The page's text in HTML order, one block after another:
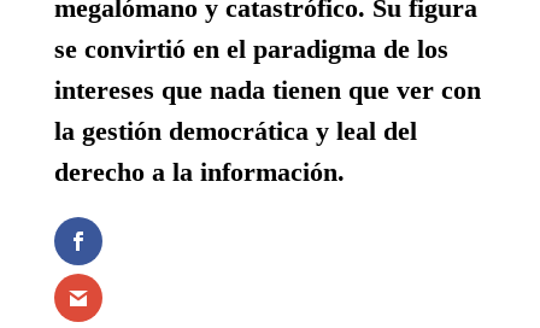
megalómano y catastrófico. Su figura
se convirtió en el paradigma de los
intereses que nada tienen que ver con
la gestión democrática y leal del
derecho a la información.